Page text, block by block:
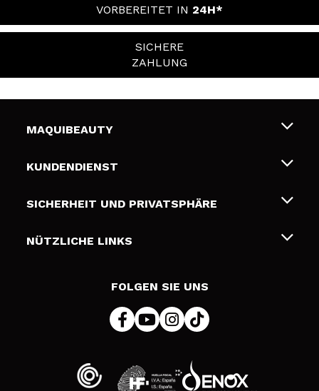
VORBEREITET IN 24H*
SICHERE
ZAHLUNG
MAQUIBEAUTY
Über uns
Geschenkkarten
KUNDENDIENST
Liefer- und Versandkosten
Zahlung
SICHERHEIT UND PRIVATSPHÄRE
Bedingungen und Datenschutz
NÜTZLICHE LINKS
FOLGEN SIE UNS